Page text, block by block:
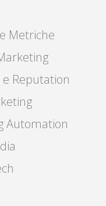
Metriche
e Reputation
Automation